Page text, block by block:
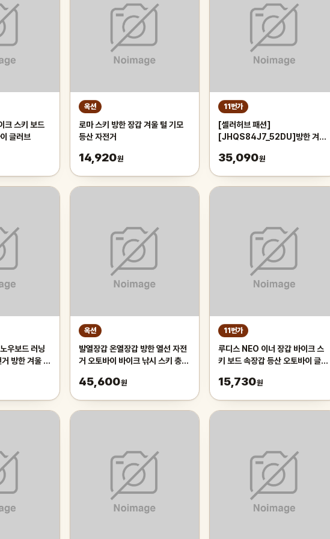
크 스키 보드
글러브
옥션
로마 스키 방한 장갑 겨울 털 기모
등산 자전거
14,920원
11번가
[셀러허브 패션]
[JHQS84J7_52DU]방한 겨울
35,090원
우보드 러닝
방한 겨울 바
옥션
발열장갑 온열장갑 방한 열선 자전
거 오토바이 바이크 낚시 스키 충전
45,600원
11번가
루디스 NEO 이너 장갑 바이크 스
키 보드 속장갑 등산 오토바이 글러
15,730원